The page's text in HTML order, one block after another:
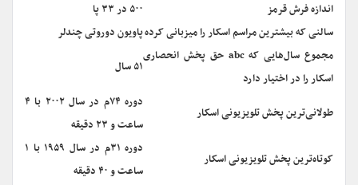
اندازه فرش قرمز
۵۰۰ در ۳۳ پا
سالنی که بیشترین مراسم اسکار را میزبانی کردهپاویون دوروتی چندلر
مجموع سال‌هایی که abc حق پخش انحصاری
اسکار را در اختیار دارد
۵۱ سال
طولانی‌ترین پخش تلویزیونی اسکار
دوره ۷۴م در سال ۲۰۰۲ با ۴
ساعت و ۲۳ دقیقه
کوتاه‌ترین پخش تلویزیونی اسکار
دوره ۳۱م در سال ۱۹۵۹ با ۱
ساعت و ۴۰ دقیقه